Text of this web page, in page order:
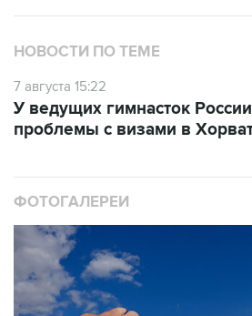
НОВОСТИ ПО ТЕМЕ
7 августа 15:22
У ведущих гимнасток
проблемы с визами в
ФОТОГАЛЕРЕИ